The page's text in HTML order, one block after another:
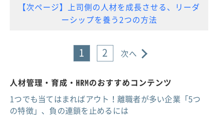
【次ページ】上司側の人材を成長させる、リーダ
ーシップを養う2つの方法
1 2 次へ
人材管理・育成・HRMのおすすめコンテンツ
1つでも当てはまればアウト！離職者が多い企業「5つ
の特徴」、負の連鎖を止めるには